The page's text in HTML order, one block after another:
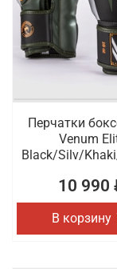
Перчатки
Venum
Black/Silv/
10 990
В корзину